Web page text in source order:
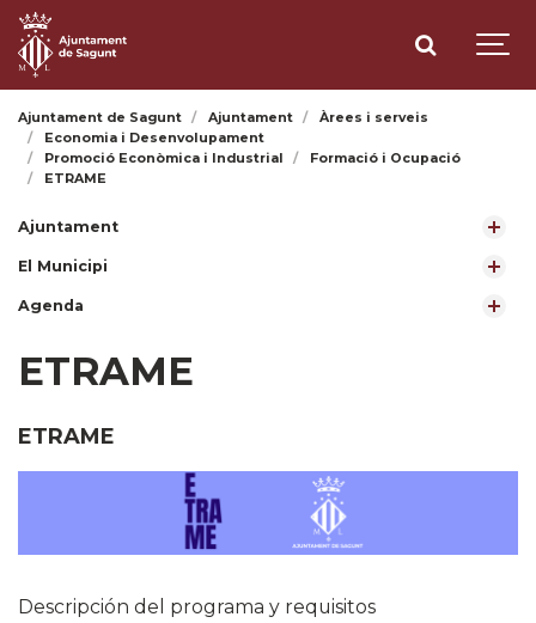
Ajuntament de Sagunt Ajuntament
Àrees i serveis
Economia i Desenvolupament
Promoció Econòmica i Industrial
Formació i Ocupació
ETRAME
Ajuntament
El Municipi
Agenda
ETRAME
ETRAME
Descripción del programa y requisitos